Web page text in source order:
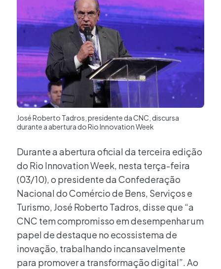
José Roberto Tadros, presidente da CNC, discursa
durante a abertura do Rio Innovation Week
Durante a abertura oficial da terceira edição
do Rio Innovation Week, nesta terça-feira
(03/10), o presidente da Confederação
Nacional do Comércio de Bens, Serviços e
Turismo, José Roberto Tadros, disse que “a
CNC tem compromisso em desempenhar um
papel de destaque no ecossistema de
inovação, trabalhando incansavelmente
para promover a transformação digital”. Ao